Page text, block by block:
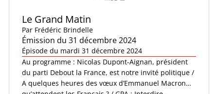
Le Grand Matin
Par Frédéric Brindelle
Émission du 31 décembre 2024
Épisode du mardi 31 décembre 2024
Au programme : Nicolas Dupont-Aignan, président
du parti Debout la France, est notre invité politique /
A quelques heures des vœux d’Emmanuel Macron…